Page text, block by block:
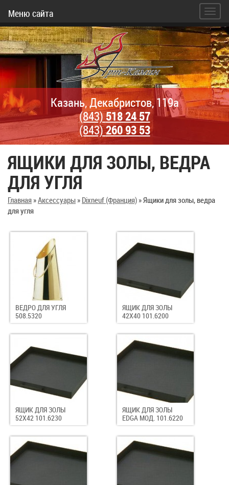
Меню сайта
Казань, Декабристов, 119а
(843)518 24 57
(843)260 93 53
ЯЩИКИ ДЛЯ ЗОЛЫ, ВЕДРА
ДЛЯ УГЛЯ
Главная»Аксессуары» Dixneuf (Франция)»Ящики для золы, ведра
для угля
ВЕДРО ДЛЯ УГЛЯ
508.5320
ЯЩИК ДЛЯ ЗОЛЫ
42Х40 101.6200
ЯЩИК ДЛЯ ЗОЛЫ
52Х42 101.6230
ЯЩИК ДЛЯ ЗОЛЫ
EDGA МОД. 101.6220